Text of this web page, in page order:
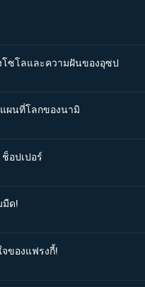
โซโลและความฝันของอุซป
ผนที่โลกของนามิ
อปเปอร์
มืด!
ของแฟรงกี้!